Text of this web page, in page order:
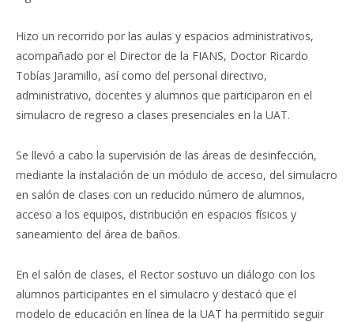
Hizo un recorrido por las aulas y espacios administrativos,
acompañado por el Director de la FIANS, Doctor Ricardo
Tobías Jaramillo, así como del personal directivo,
administrativo, docentes y alumnos que participaron en el
simulacro de regreso a clases presenciales en la UAT.
Se llevó a cabo la supervisión de las áreas de desinfección,
mediante la instalación de un módulo de acceso, del simulacro
en salón de clases con un reducido número de alumnos,
acceso a los equipos, distribución en espacios físicos y
saneamiento del área de baños.
En el salón de clases, el Rector sostuvo un diálogo con los
alumnos participantes en el simulacro y destacó que el
modelo de educación en línea de la UAT ha permitido seguir